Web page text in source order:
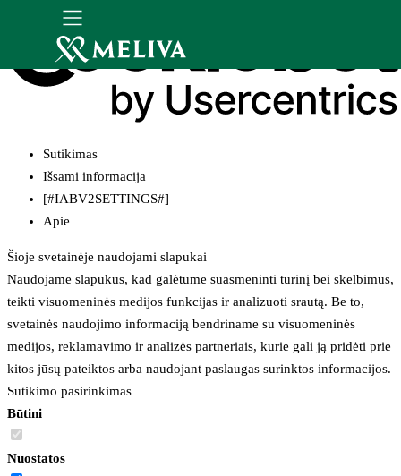
Sutikimas
Išsami informacija
[#IABV2SETTINGS#]
Apie
Šioje svetainėje naudojami slapukai
Naudojame slapukus, kad galėtume suasmeninti turinį bei skelbimus,
teikti visuomeninės medijos funkcijas ir analizuoti srautą. Be to,
svetainės naudojimo informaciją bendriname su visuomeninės
medijos, reklamavimo ir analizės partneriais, kurie gali ją pridėti prie
kitos jūsų pateiktos arba naudojant paslaugas surinktos informacijos.
Sutikimo pasirinkimas
Būtini
Nuostatos